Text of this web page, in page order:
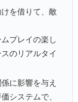
を借りて、敵
プレイの楽し
のリアルタイ
に影響を与え
システムで、